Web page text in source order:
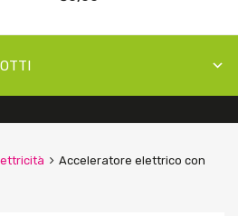
Acceleratore elettrico con